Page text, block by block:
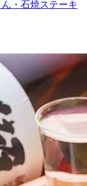
・石焼ステーキ